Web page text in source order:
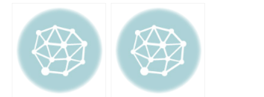
Kemampuan
Pemerintah Daerah
Dalam Mengelola
Keuangan Daerah